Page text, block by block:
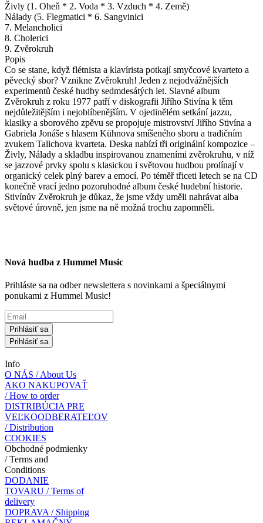
Živly (1. Oheň * 2. Voda * 3. Vzduch * 4. Země)
Nálady (5. Flegmatici * 6. Sangvinici
7. Melancholici
8. Cholerici
9. Zvěrokruh
Popis
Co se stane, když flétnista a klavírista potkají smyčcové kvarteto a
pěvecký sbor? Vznikne Zvěrokruh! Jeden z nejodvážnějších
experimentů české hudby sedmdesátých let. Slavné album
Zvěrokruh z roku 1977 patří v diskografii Jiřího Stivína k těm
nejdůležitějším i nejoblíbenějším. V ojedinělém setkání jazzu,
klasiky a sborového zpěvu se propojuje mistrovství Jiřího Stivína a
Gabriela Jonáše s hlasem Kühnova smíšeného sboru a tradičním
zvukem Talichova kvarteta. Deska nabízí tři originální kompozice –
Živly, Nálady a skladbu inspirovanou znameními zvěrokruhu, v níž
se jazzové prvky spolu s klasickou i světovou hudbou prolínají v
organický celek plný barev a emocí. Po téměř třiceti letech se na CD
konečně vrací jedno pozoruhodné album české hudební historie.
Stivínův Zvěrokruh je důkaz, že jsme vždy uměli nahrávat alba
světové úrovně, jen jsme na ně možná trochu zapomněli.
Nová hudba z Hummel Music
Prihláste sa na odber newslettera s novinkami a špeciálnymi
ponukami z Hummel Music!
Prihlásiť sa
Prihlásiť sa
Info
O NÁS / About Us
AKO NAKUPOVAŤ
/ How to order
DISTRIBÚCIA PRE
VEĽKOODBERATEĽOV
/ Distribution
COOKIES
Obchodné podmienky
/ Terms and
Conditions
DODANIE
TOVARU / Terms of
delivery
DOPRAVA / Shipping